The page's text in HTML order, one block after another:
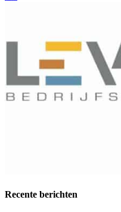
Recente berichten